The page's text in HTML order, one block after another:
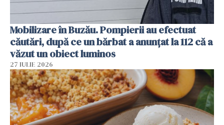
Mobilizare în Buzău. Pompierii au efectuat
căutări, după ce un bărbat a anunțat la 112 că a
văzut un obiect luminos
27 IULIE 2026